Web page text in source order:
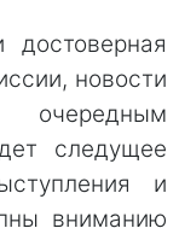
новости
следущее
и
вниманию